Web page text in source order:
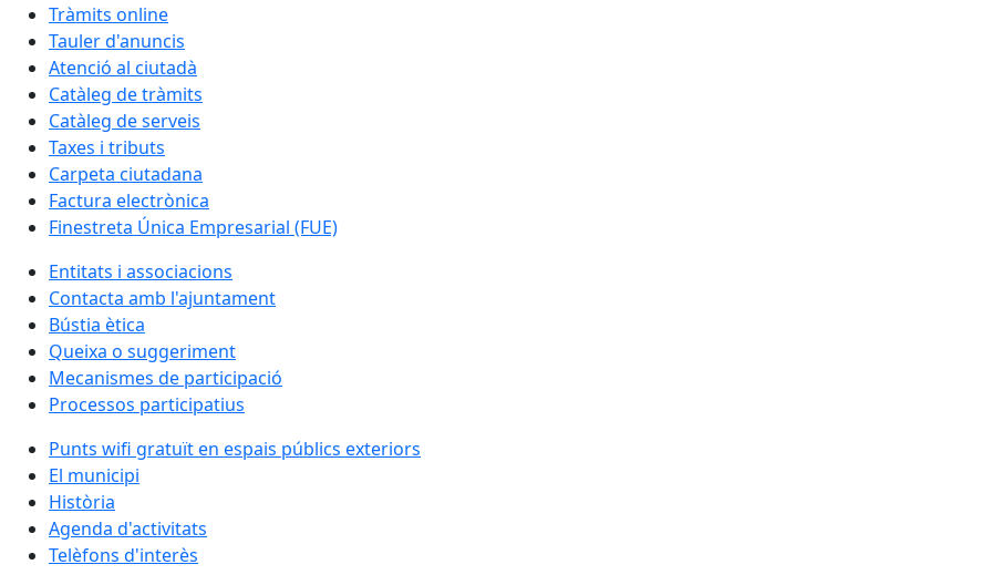
Tràmits online
Tauler d'anuncis
Atenció al ciutadà
Catàleg de tràmits
Catàleg de serveis
Taxes i tributs
Carpeta ciutadana
Factura electrònica
Finestreta Única Empresarial (FUE)
Entitats i associacions
Contacta amb l'ajuntament
Bústia ètica
Queixa o suggeriment
Mecanismes de participació
Processos participatius
Punts wifi gratuït en espais públics exteriors
El municipi
Història
Agenda d'activitats
Telèfons d'interès